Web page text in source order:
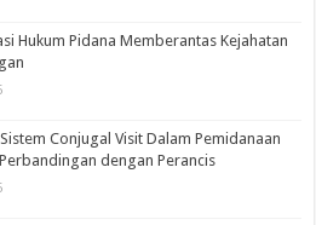
Hukum Pidana Memberantas Kejahatan
Conjugal Visit Dalam Pemidanaan
dengan Perancis